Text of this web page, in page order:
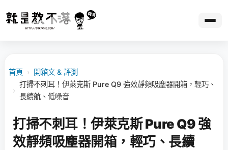
首頁 › 開箱文 & 評測
›
打掃不刺耳！伊萊克斯 Pure Q9 強效靜頻吸塵器開箱，輕巧、
長續航、低噪音
打掃不刺耳！伊萊克斯 Pure Q9 強
效靜頻吸塵器開箱，輕巧、長續